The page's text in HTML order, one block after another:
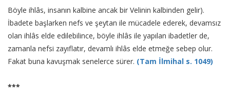
Böyle ihlâs, insanın kalbine ancak bir Velinin kalbinden gelir).
İbadete başlarken nefs ve şeytan ile mücadele ederek, devamsız
olan ihlâs elde edilebilince, böyle ihlâs ile yapılan ibadetler de,
zamanla nefsi zayıflatır, devamlı ihlâs elde etmeğe sebep olur.
Fakat buna kavuşmak senelerce sürer. (Tam İlmihal s. 1049)
***